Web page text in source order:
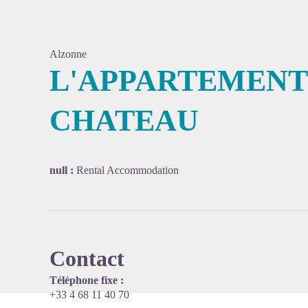
Alzonne
CHATEAU
null : Rental Accommodation
Contact
Téléphone fixe :
+33 4 68 11 40 70